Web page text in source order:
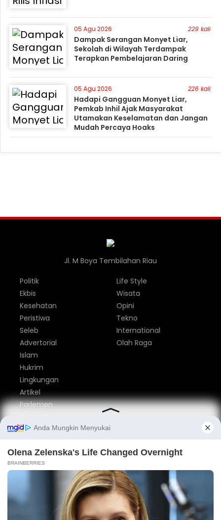
05 Agu 2026 229 kali
Dampak Serangan Monyet Liar,
Sekolah di Wilayah Terdampak
Terapkan Pembelajaran Daring
05 Agu 2026 226 kali
Hadapi Gangguan Monyet Liar,
Pemkab Inhil Ajak Masyarakat
Utamakan Keselamatan dan Jangan
Mudah Percaya Hoaks
Jl. M Boya Tembilahan Riau
Politik
Ekbis
Kesehatan
Peristiwa
Seleb
Advertorial
Life Style
Wisata
Opini
Tekno
International
Olah Raga
Islam
Hukrim
Lingkungan
Artikel
Parlemen
Tentang Kami Redaksi
Pedoman Media Siber
Privacy Policy
© 2014 - 2026pesisirnews.com. dev heriweb